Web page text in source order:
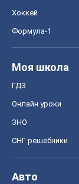
Хоккей
Формула-1
Моя школа
ГДЗ
Онлайн уроки
ЗНО
СНГ решебники
Авто